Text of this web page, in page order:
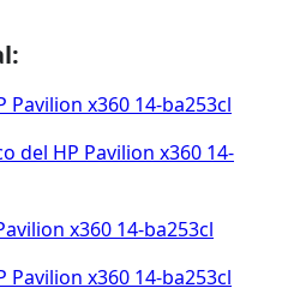
x360 14-ba253cl
del HP Pavilion x360 14-
x360 14-ba253cl
Pavilion x360 14-ba253cl